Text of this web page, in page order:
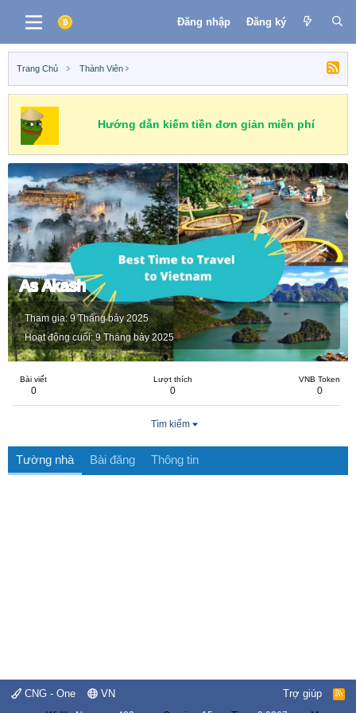
Đăng nhập Đăng ký
Trang Chủ Thành Viên
Hướng dẫn kiếm tiền đơn giản miễn phí
As Akash
Tham gia 9 Tháng bảy 2025
Hoạt động cuối 9 Tháng bảy 2025
Bài viết
0
Lượt thích
0
VNB Token
0
Tìm kiếm
Tường nhà Bài đăng Thông tin
CNG - One VN Trợ giúp
R